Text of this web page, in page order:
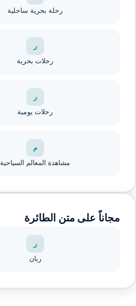
رحلة بحرية ساحلية
ر
رحلات بحرية
ر
رحلات يومية
م
مشاهدة المعالم السياحية
مجاناً على متن الطائرة
ر
ربان